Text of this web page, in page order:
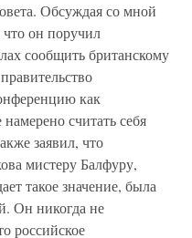
Обсуждая со мной
что он поручил
сообщить британскому
как
считать себя
заявил, что
мистеру Балфуру,
такое значение, была
Он никогда не
российское